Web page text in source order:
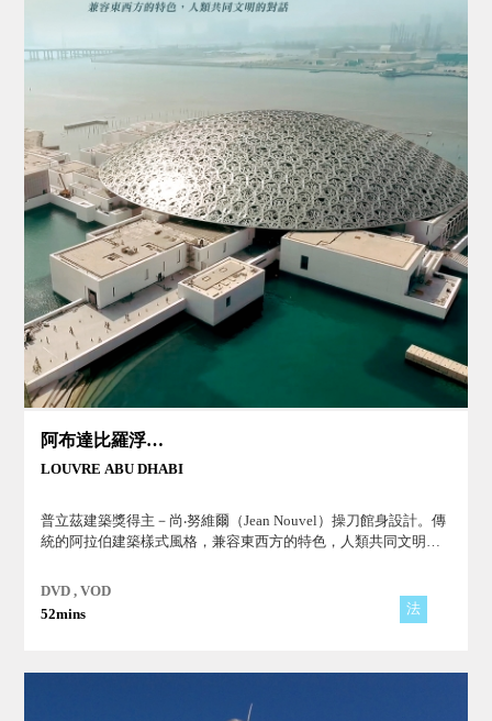
阿布達比羅浮宮～沙漠中的藝術殿堂
LOUVRE ABU DHABI
普立茲建築獎得主－尚‧努維爾（Jean Nouvel）操刀館身設計。傳
統的阿拉伯建築樣式風格，兼容東西方的特色，人類共同文明的
DVD , VOD
52mins
法